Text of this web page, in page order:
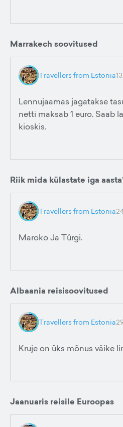
Marrakech soovitused
Travellers from Estonia
Lennujaamas jagatakse
netti maksab 1 euro. Saab
kioskis.
Riik mida külastate iga
Travellers from Estonia
Maroko Ja Tûrgi.
Albaania reisisoovitused
Travellers from Estonia
Kruje on üks mõnus väike
Jaanuaris reisile Euroopas